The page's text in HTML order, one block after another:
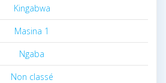
Kingabwa
Masina 1
Ngaba
Non classé